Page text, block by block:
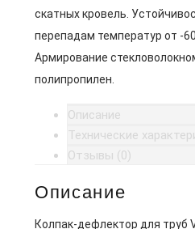
скатных кровель.
перепадам температур от -60
Армирование
полипропилен.
Описание
Технические
Отзывы (0)
Описание
Колпак-дефлектор для труб